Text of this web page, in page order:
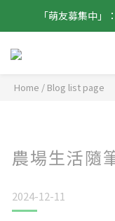
「萌友募集中
Home / Blog list page
農場生活隨
2024-12-11